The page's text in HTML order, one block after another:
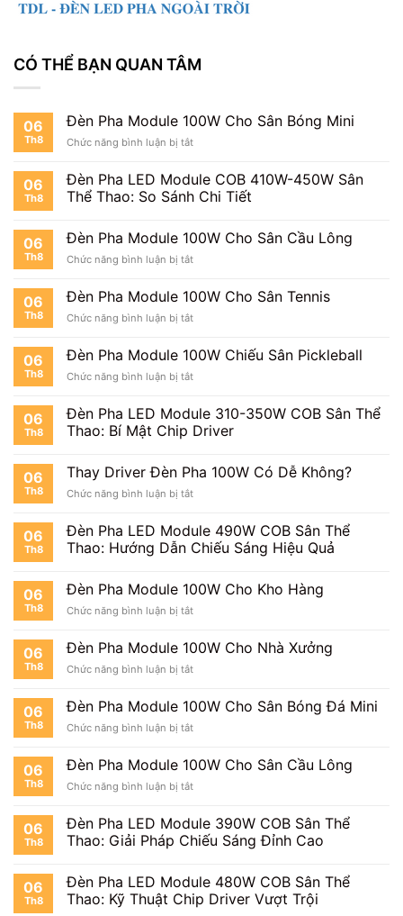
CÓ THỂ BẠN QUAN TÂM
06
Th8
Đèn Pha Module 100W Cho Sân Bóng Mini
Chức năng bình luận bị tắtở
Pha
Module
100W
Sân
Mini
06
Th8
Đèn Pha LED Module COB 410W-450W Sân
Thể Thao: So Sánh Chi Tiết
06
Th8
Đèn Pha Module 100W Cho Sân Cầu Lông
Chức năng bình luận bị tắtở
Pha
Module
100W
Sân
Lông
06
Th8
Đèn Pha Module 100W Cho Sân Tennis
Chức năng bình luận bị tắtở
Pha
Module
100W
Sân
Tennis
06
Th8
Đèn Pha Module 100W Chiếu Sân Pickleball
Chức năng bình luận bị tắtở
Pha
Module
100W
Sân
06
Th8
Đèn Pha LED Module 310-350W COB Sân Thể
Thao: Bí Mật Chip Driver
06
Th8
Thay Driver Đèn Pha 100W Có Dễ Không?
Chức năng bình luận bị tắtở
Driver
Đèn
Pha
Có
Không?
06
Th8
Đèn Pha LED Module 490W COB Sân Thể
Thao: Hướng Dẫn Chiếu Sáng Hiệu Quả
06
Th8
Đèn Pha Module 100W Cho Kho Hàng
Chức năng bình luận bị tắtở
Pha
Module
100W
Kho
06
Th8
Đèn Pha Module 100W Cho Nhà Xưởng
Chức năng bình luận bị tắtở
Pha
Module
100W
Nhà
06
Th8
Đèn Pha Module 100W Cho Sân Bóng Đá Mini
Chức năng bình luận bị tắtở
Pha
Module
100W
Sân
Bóng
Đá
06
Th8
Đèn Pha Module 100W Cho Sân Cầu Lông
Chức năng bình luận bị tắtở
Pha
Module
100W
Sân
Cầu
Lông
06
Th8
Đèn Pha LED Module 390W COB Sân Thể
Thao: Giải Pháp Chiếu Sáng Đỉnh Cao
06
Th8
Đèn Pha LED Module 480W COB Sân Thể
Thao: Kỹ Thuật Chip Driver Vượt Trội